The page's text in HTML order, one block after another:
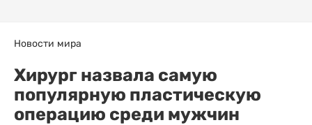
Новости мира
Хирург назвала самую
популярную пластическую
операцию среди мужчин